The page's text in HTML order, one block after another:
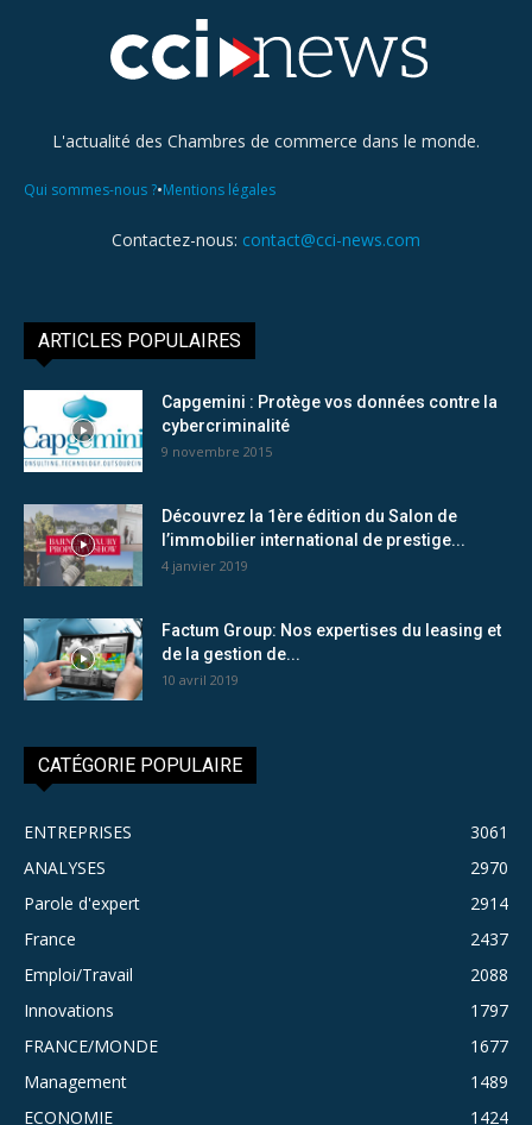
L'actualité des Chambres de commerce dans le monde.
Qui sommes-nous ?•Mentions légales
Contactez-nous: contact@cci-news.com
ARTICLES POPULAIRES
Capgemini : Protège vos données contre la
cybercriminalité
9 novembre 2015
Découvrez la 1ère édition du Salon de
l’immobilier international de prestige...
4 janvier 2019
Factum Group: Nos expertises du leasing et
de la gestion de...
10 avril 2019
CATÉGORIE POPULAIRE
ENTREPRISES
3061
ANALYSES
2970
Parole d'expert
2914
France
2437
Emploi/Travail
2088
Innovations
1797
FRANCE/MONDE
1677
Management
1489
ECONOMIE
1424